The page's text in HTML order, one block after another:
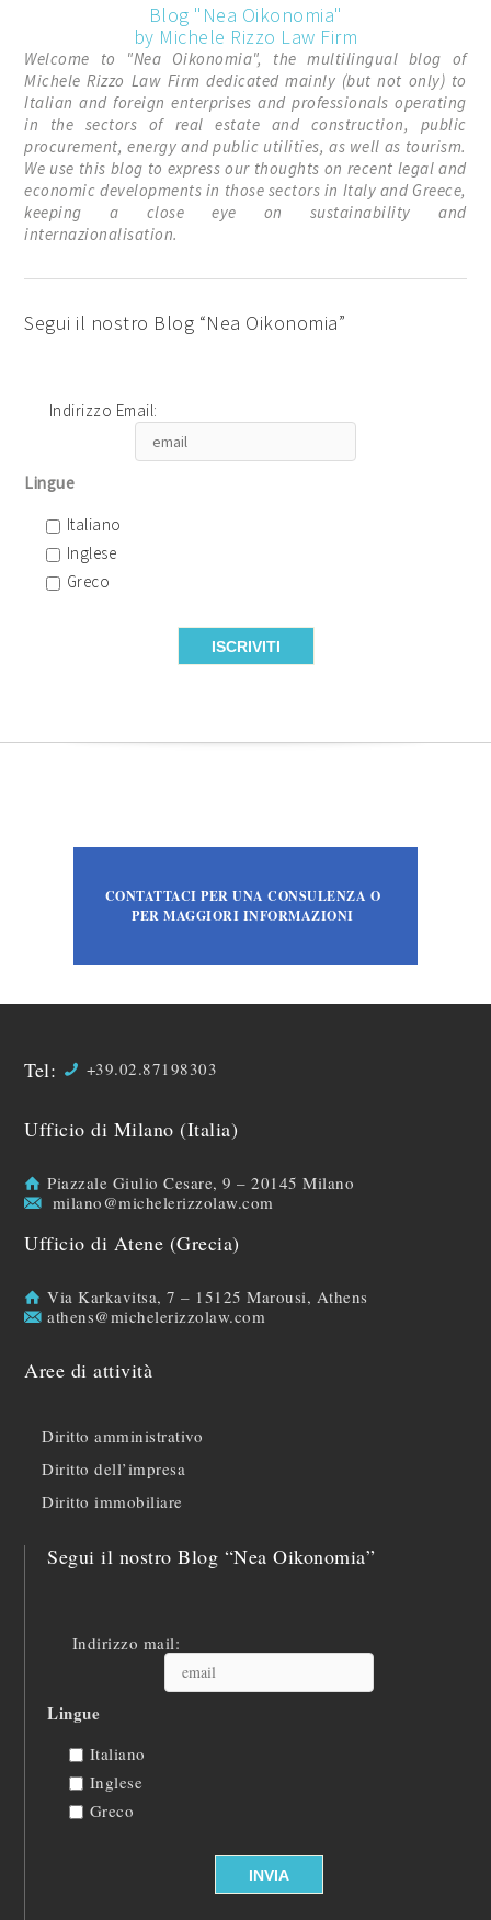
Blog "Nea Oikonomia"
by Michele Rizzo Law Firm
Welcome to "Nea Oikonomia", the multilingual blog of
Michele Rizzo Law Firm dedicated mainly (but not only) to
Italian and foreign enterprises and professionals operating
in the sectors of real estate and construction, public
procurement, energy and public utilities, as well as tourism.
We use this blog to express our thoughts on recent legal and
economic developments in those sectors in Italy and Greece,
keeping a close eye on sustainability and
internazionalisation.
Segui il nostro Blog “Nea Oikonomia”
Indirizzo Email:
Lingue
Italiano
Inglese
Greco
CONTATTACI PER UNA CONSULENZA O
PER MAGGIORI INFORMAZIONI
Tel: +39.02.87198303
Ufficio di Milano (Italia)
Piazzale Giulio Cesare, 9 – 20145 Milano
milano@michelerizzolaw.com
Ufficio di Atene (Grecia)
Via Karkavitsa, 7 – 15125 Marousi, Athens
athens@michelerizzolaw.com
Aree di attività
Diritto amministrativo
Diritto dell’impresa
Diritto immobiliare
Segui il nostro Blog “Nea Oikonomia”
Indirizzo mail:
Lingue
Italiano
Inglese
Greco